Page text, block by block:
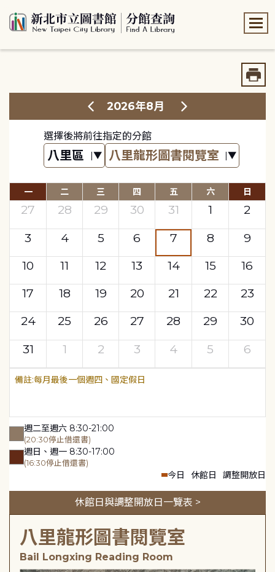
2026年8月
選擇後將前往指定的分館
一 二 三 四 五 六 日
27 28 29 30 31 1
2
3
4 5 6 7 8
9
10
11 12 13 14 15
16
17
18 19 20 21 22
23
24
25 26 27 28 29
30
31
1 2 3 4 5 6
每月最後一個週四、國定假日
週二至週六 8:30-21:00
(20:30停止借還書)
週日、週一 8:30-17:00
(16:30停止借還書)
今日 休館日 調整開放日
休館日與調整開放日一覽表 >
八里龍形圖書閱覽室
Bail Longxing Reading Room